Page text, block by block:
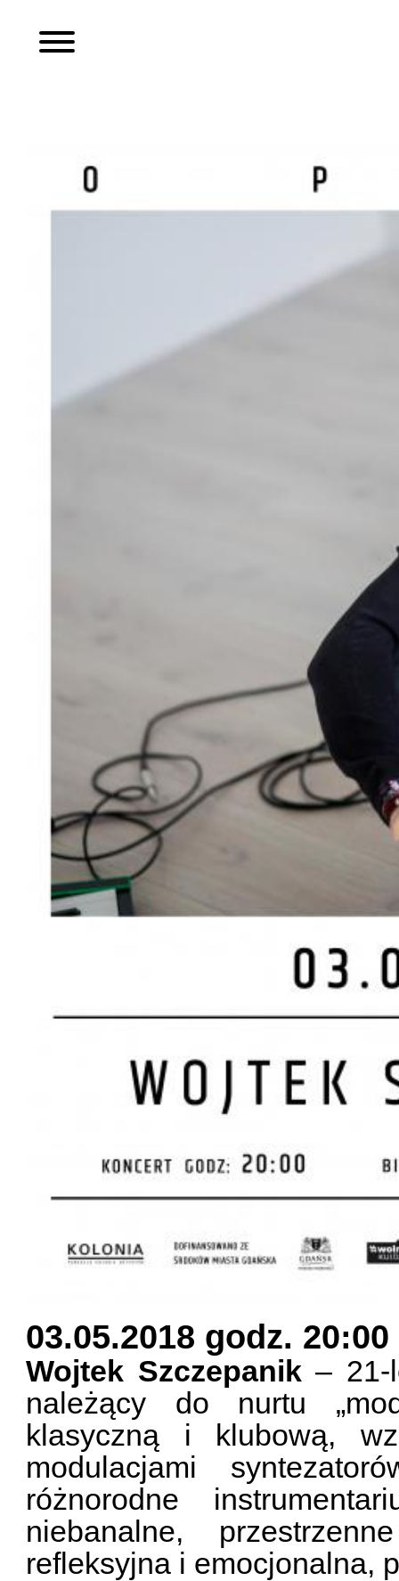
03.05.2018 godz. 20:00
Wojtek Szczepanik– 21-
należący do nurtu
klasyczną i klubową,
modulacjami
różnorodne
niebanalne,
refleksyjna i emocjonalna,